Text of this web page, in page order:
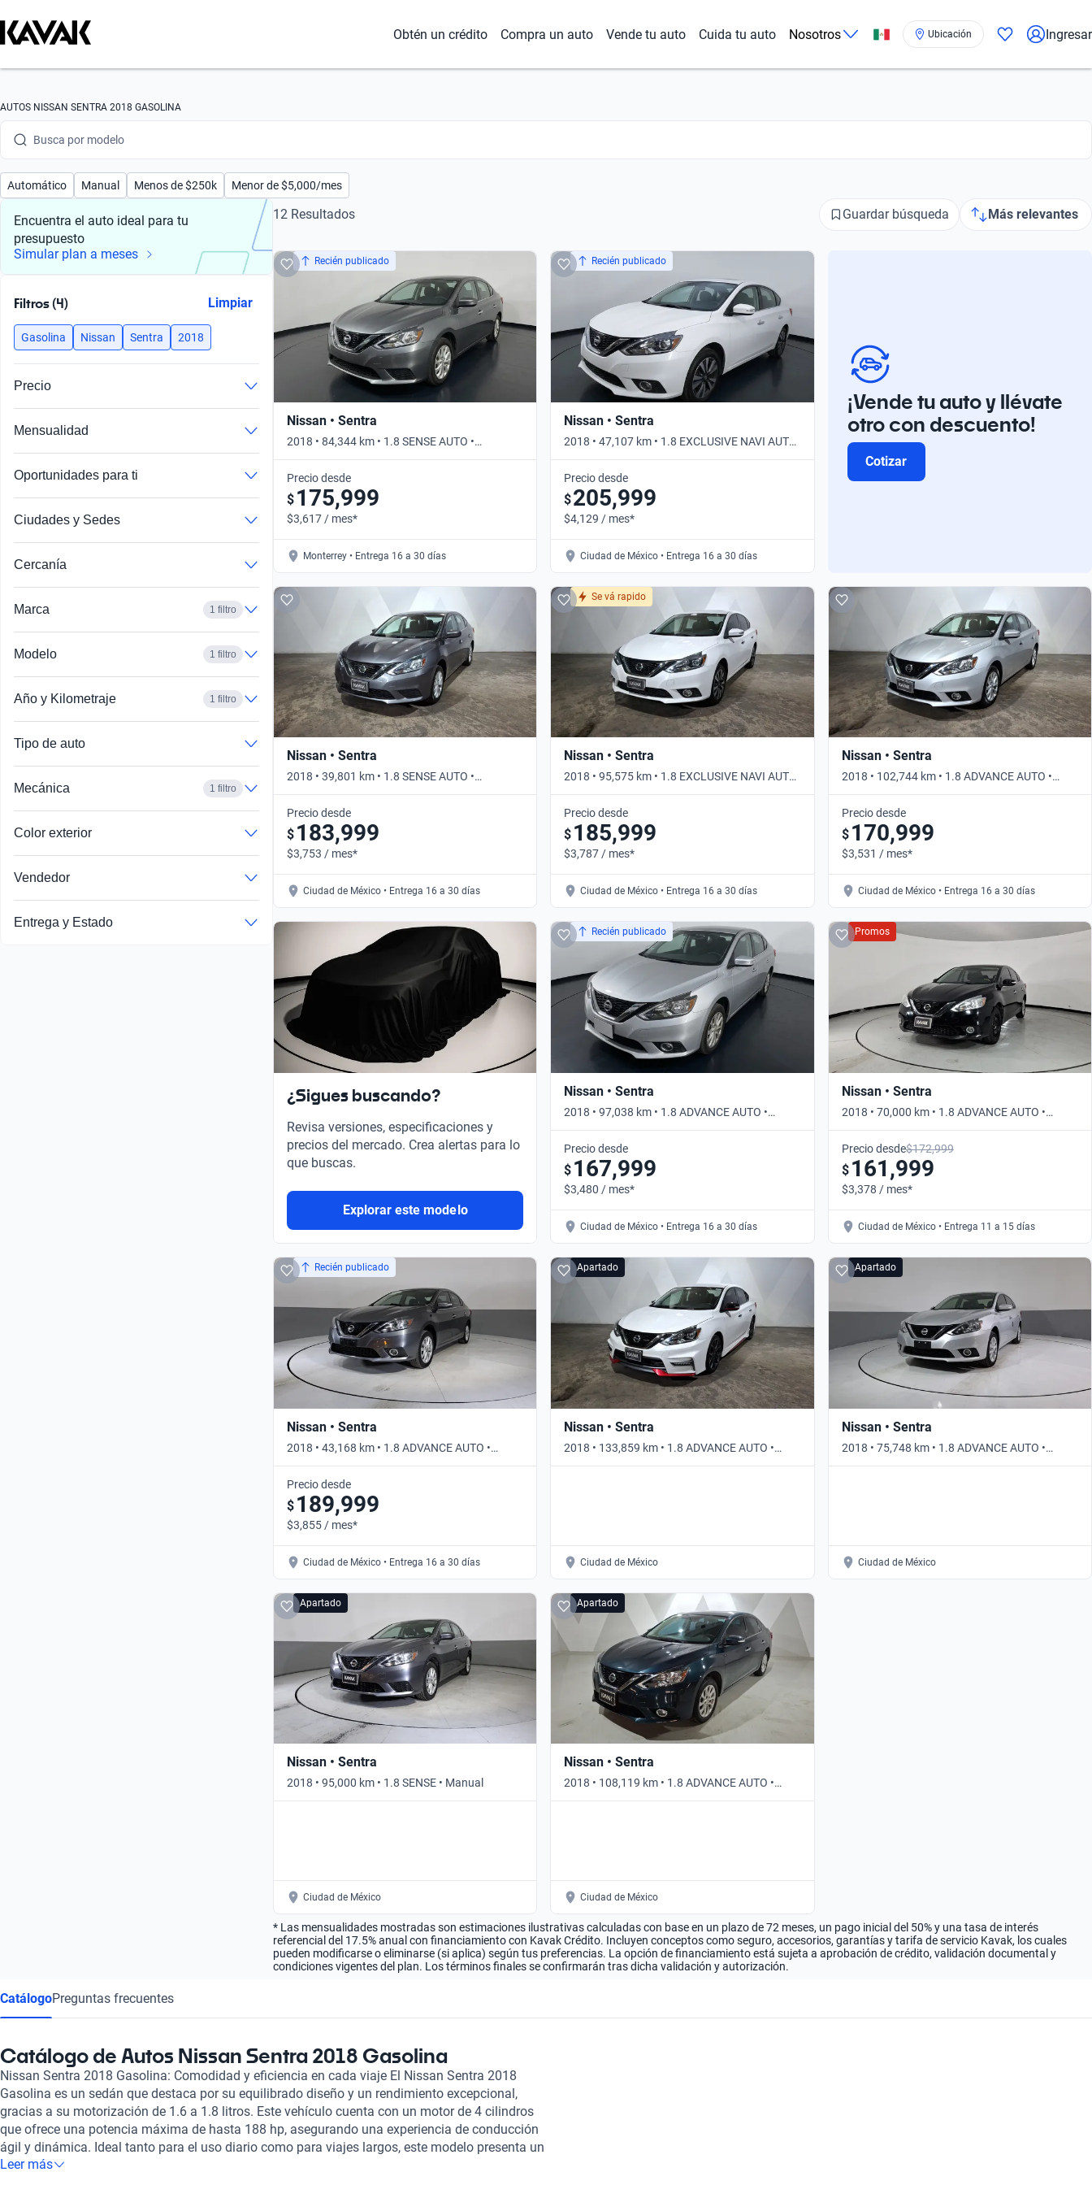
Obtén un crédito Compra un auto Vende tu auto Cuida tu auto Nosotros Ubicación Ingresar
AUTOS NISSAN SENTRA 2018 GASOLINA
Busca por modelo
Busca por versión
Busca por marca
Busca por modelo
Busca por versión
Busca por año
Automático Manual Menos de $250k Menor de $5,000/mes
Encuentra el auto ideal para tu
presupuesto
Simular plan a meses
Filtros (4) Limpiar
Gasolina Nissan Sentra 2018
Precio
Mensualidad
Oportunidades para ti
Ciudades y Sedes
Cercanía
Marca 1 filtro
Modelo 1 filtro
Año y Kilometraje 1 filtro
Tipo de auto
Mecánica 1 filtro
Color exterior
Vendedor
Entrega y Estado
12 Resultados Guardar búsqueda Más relevantes
Recién publicado
Nissan • Sentra
2018 • 84,344 km • 1.8 SENSE AUTO •
Automático
Precio desde
$ 175,999
$3,617 / mes*
Monterrey • Entrega 16 a 30 días
Recién publicado
Nissan • Sentra
2018 • 47,107 km • 1.8 EXCLUSIVE NAVI AUTO
• Automático
Precio desde
$205,999
$4,129 / mes*
Ciudad de México • Entrega 16 a 30 días
¡Vende tu auto y llévate
otro con descuento!
Cotizar
Nissan • Sentra
2018 • 39,801 km • 1.8 SENSE AUTO •
Automático
Precio desde
$ 183,999
$3,753 / mes*
Ciudad de México • Entrega 16 a 30 días
Se vá rapido
Nissan • Sentra
2018 • 95,575 km • 1.8 EXCLUSIVE NAVI AUTO
• Automático
Precio desde
$ 185,999
$3,787 / mes*
Ciudad de México • Entrega 16 a 30 días
Nissan • Sentra
2018 • 102,744 km • 1.8 ADVANCE AUTO •
Automático
Precio desde
$ 170,999
$3,531 / mes*
Ciudad de México • Entrega 16 a 30 días
¿Sigues buscando?
Revisa versiones, especificaciones y
precios del mercado. Crea alertas para lo
que buscas.
Explorar este modelo
Recién publicado
Nissan • Sentra
2018 • 97,038 km • 1.8 ADVANCE AUTO •
Automático
Precio desde
$ 167,999
$3,480 / mes*
Ciudad de México • Entrega 16 a 30 días
Promos
Nissan • Sentra
2018 • 70,000 km • 1.8 ADVANCE AUTO •
Automático
Precio desde$172,999
$ 161,999
$3,378 / mes*
Ciudad de México • Entrega 11 a 15 días
Recién publicado
Nissan • Sentra
2018 • 43,168 km • 1.8 ADVANCE AUTO •
Automático
Precio desde
$ 189,999
$3,855 / mes*
Ciudad de México • Entrega 16 a 30 días
Apartado
Nissan • Sentra
2018 • 133,859 km • 1.8 ADVANCE AUTO •
Automático
Ciudad de México
Apartado
Nissan • Sentra
2018 • 75,748 km • 1.8 ADVANCE AUTO •
Automático
Ciudad de México
Apartado
Nissan • Sentra
2018 • 95,000 km • 1.8 SENSE • Manual
Ciudad de México
Apartado
Nissan • Sentra
2018 • 108,119 km • 1.8 ADVANCE AUTO •
Automático
Ciudad de México
* Las mensualidades mostradas son estimaciones ilustrativas calculadas con base en un plazo de 72 meses, un pago inicial del 50% y una tasa de interés
referencial del 17.5% anual con financiamiento con Kavak Crédito. Incluyen conceptos como seguro, accesorios, garantías y tarifa de servicio Kavak, los cuales
pueden modificarse o eliminarse (si aplica) según tus preferencias. La opción de financiamiento está sujeta a aprobación de crédito, validación documental y
condiciones vigentes del plan. Los términos finales se confirmarán tras dicha validación y autorización.
CatálogoPreguntas frecuentes
Catálogo de Autos Nissan Sentra 2018 Gasolina
Nissan Sentra 2018 Gasolina: Comodidad y eficiencia en cada viaje El Nissan Sentra 2018
Gasolina es un sedán que destaca por su equilibrado diseño y un rendimiento excepcional,
gracias a su motorización de 1.6 a 1.8 litros. Este vehículo cuenta con un motor de 4 cilindros
que ofrece una potencia máxima de hasta 188 hp, asegurando una experiencia de conducción
ágil y dinámica. Ideal tanto para el uso diario como para viajes largos, este modelo presenta un
consumo de combustible eficiente, que oscila entre 5.6 y 6.3 litros cada 100 kilómetros,
Leer más